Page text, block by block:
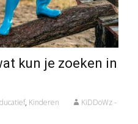
kun je zoeken in
, Kinderen
KiDDoWz -